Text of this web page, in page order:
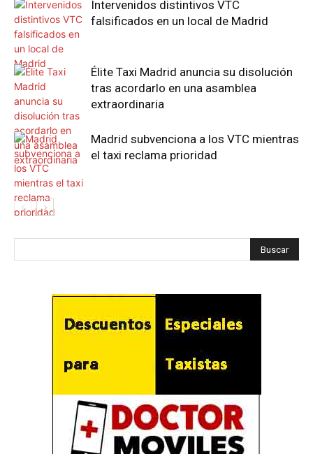
Intervenidos distintivos VTC
falsificados en un local de Madrid
Élite Taxi Madrid anuncia su disolución
tras acordarlo en una asamblea
extraordinaria
Madrid subvenciona a los VTC mientras
el taxi reclama prioridad